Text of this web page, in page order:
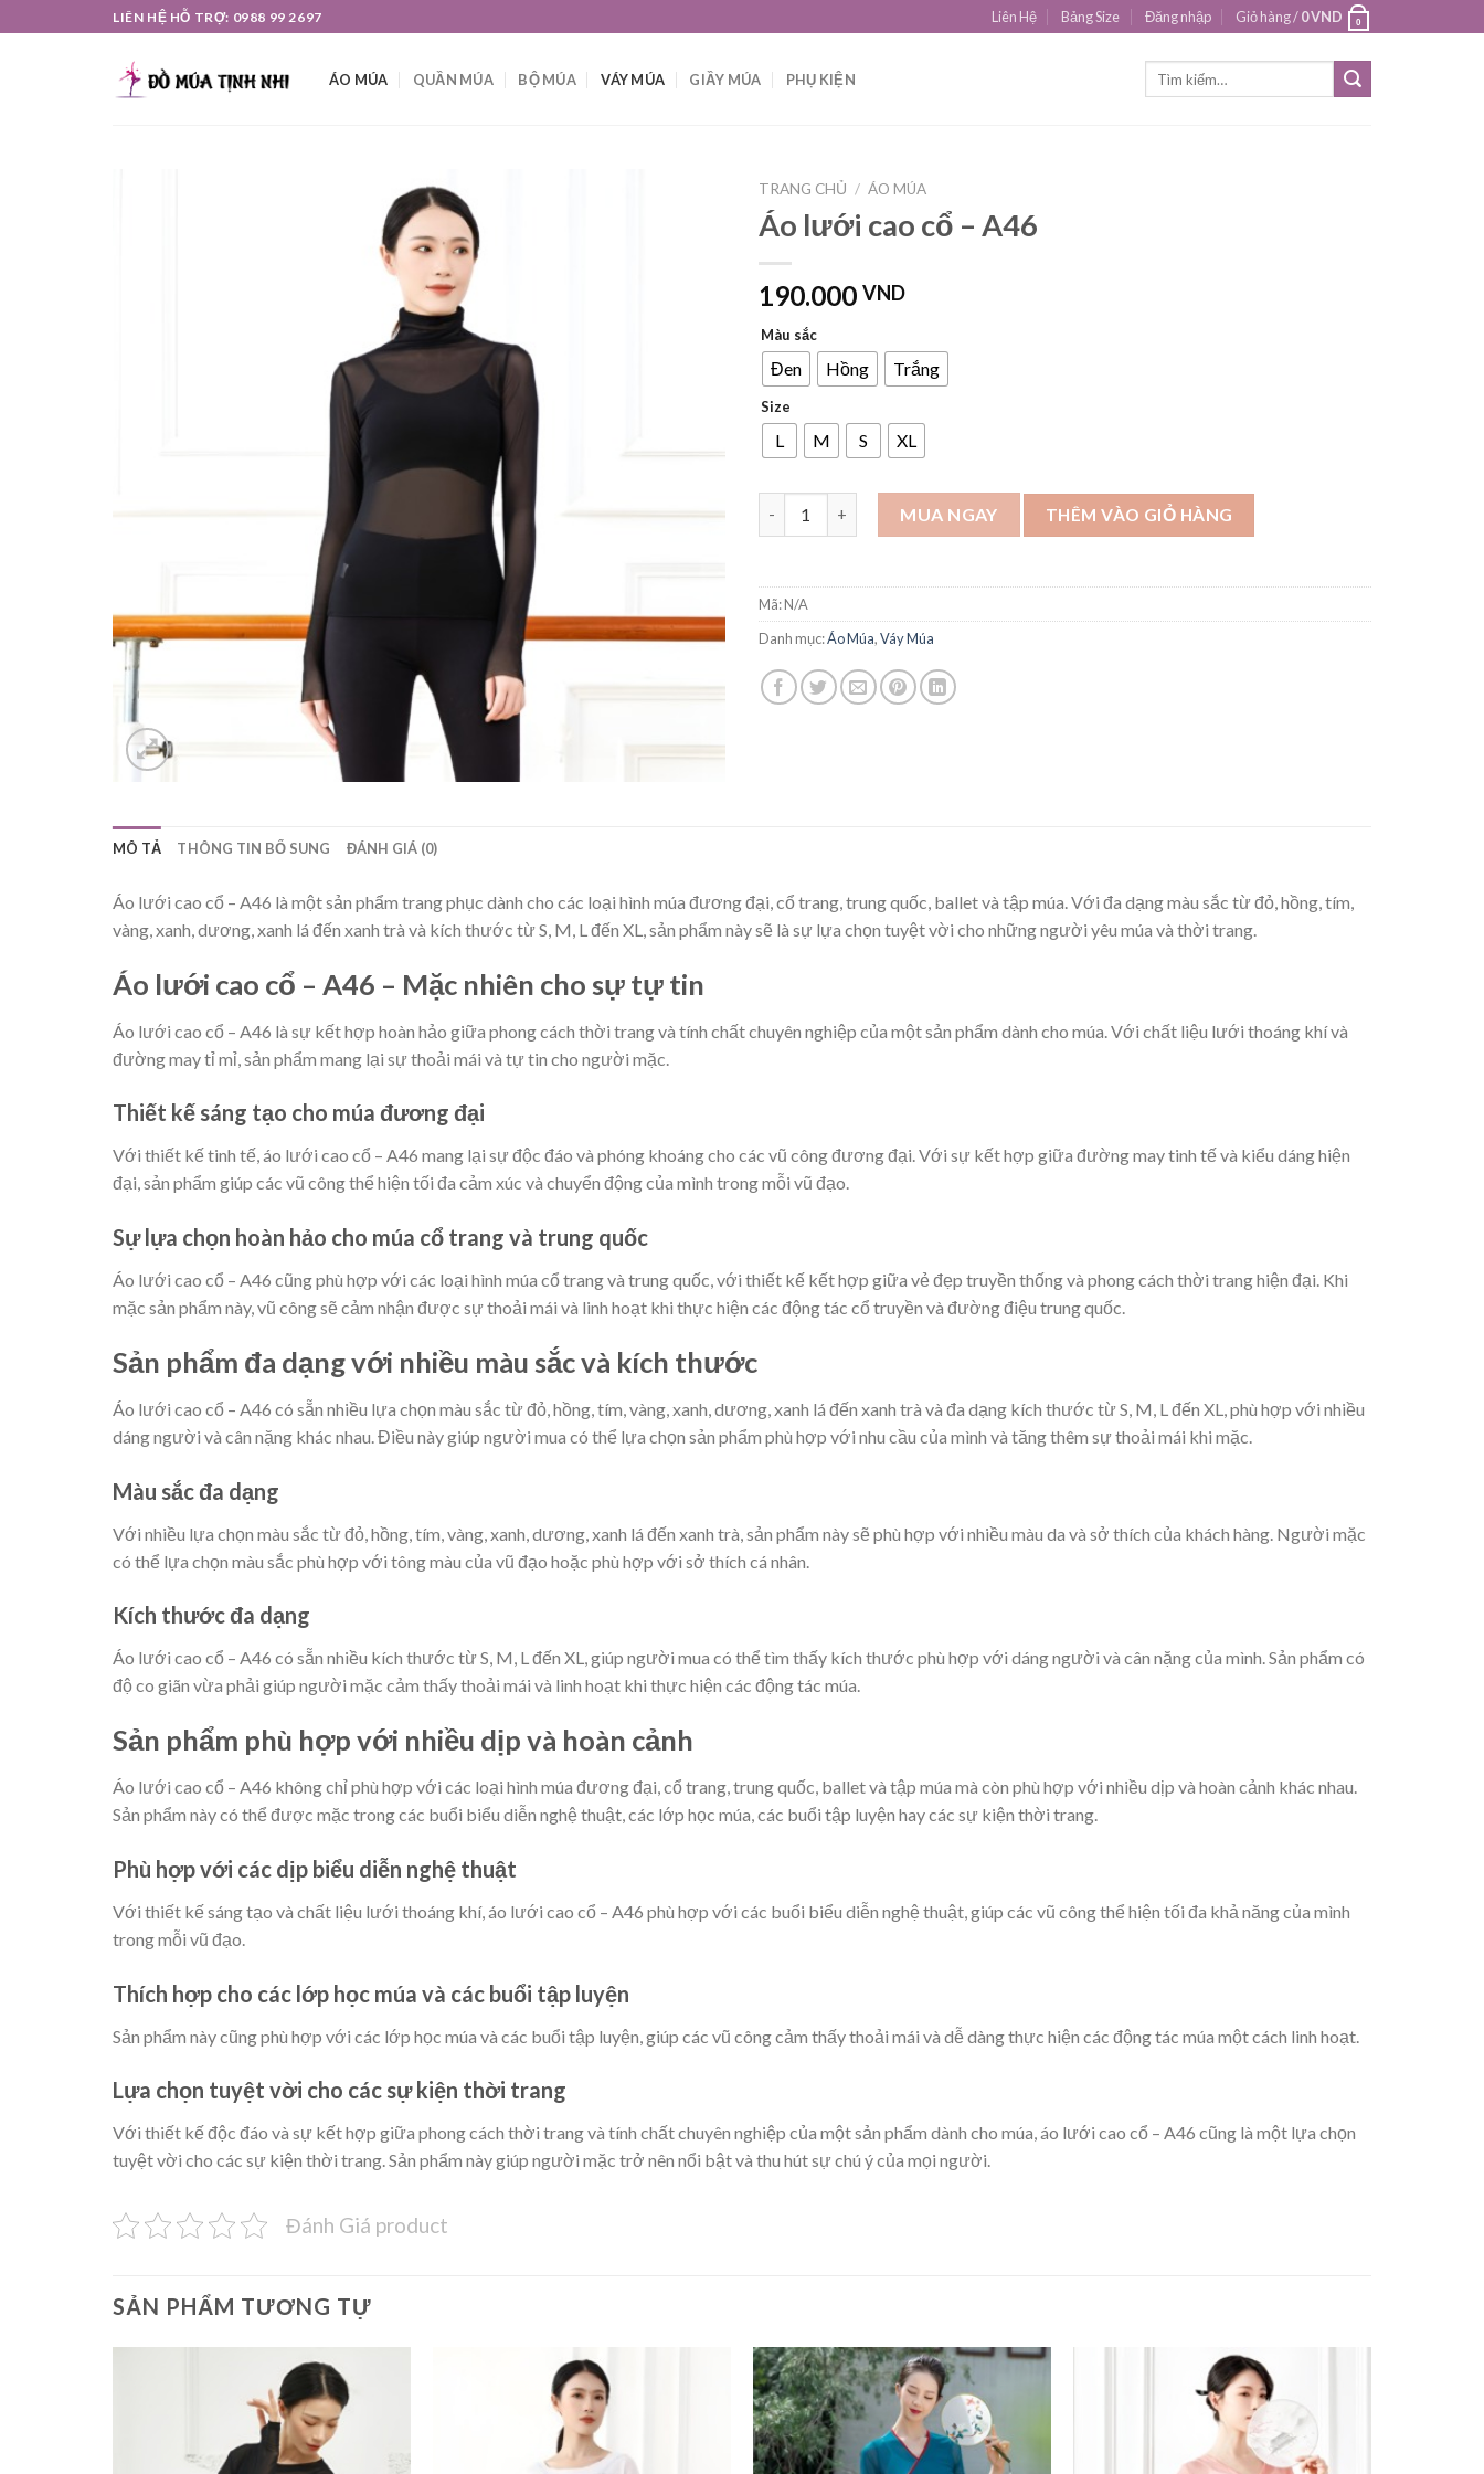
to
LIÊN HỆ HỖ TRỢ: 0988 99 2697 Liên Hệ Bảng Size Đăng nhập Giỏ hàng /0VND 0
ÁO MÚA QUẦN MÚA BỘ MÚA VÁY MÚA GIẦY MÚA PHỤ KIỆN
TRANG CHỦ / ÁO MÚA
Áo lưới cao cổ – A46
190.000 VND
Màu sắc
Đen Hồng Trắng
Size
L M S XL
MUA NGAY THÊM VÀO GIỎ HÀNG
Mã:N/A
Danh mục:Áo Múa,Váy Múa
MÔ TẢ THÔNG TIN BỔ SUNG ĐÁNH GIÁ (0)
Áo lưới cao cổ – A46 là một sản phẩm trang phục dành cho các loại hình múa đương đại, cổ trang, trung quốc, ballet và tập múa. Với đa dạng màu sắc từ đỏ, hồng, tím,
vàng, xanh, dương, xanh lá đến xanh trà và kích thước từ S, M, L đến XL, sản phẩm này sẽ là sự lựa chọn tuyệt vời cho những người yêu múa và thời trang.
Áo lưới cao cổ – A46 – Mặc nhiên cho sự tự tin
Áo lưới cao cổ – A46 là sự kết hợp hoàn hảo giữa phong cách thời trang và tính chất chuyên nghiệp của một sản phẩm dành cho múa. Với chất liệu lưới thoáng khí và
đường may tỉ mỉ, sản phẩm mang lại sự thoải mái và tự tin cho người mặc.
Thiết kế sáng tạo cho múa đương đại
Với thiết kế tinh tế, áo lưới cao cổ – A46 mang lại sự độc đáo và phóng khoáng cho các vũ công đương đại. Với sự kết hợp giữa đường may tinh tế và kiểu dáng hiện
đại, sản phẩm giúp các vũ công thể hiện tối đa cảm xúc và chuyển động của mình trong mỗi vũ đạo.
Sự lựa chọn hoàn hảo cho múa cổ trang và trung quốc
Áo lưới cao cổ – A46 cũng phù hợp với các loại hình múa cổ trang và trung quốc, với thiết kế kết hợp giữa vẻ đẹp truyền thống và phong cách thời trang hiện đại. Khi
mặc sản phẩm này, vũ công sẽ cảm nhận được sự thoải mái và linh hoạt khi thực hiện các động tác cổ truyền và đường điệu trung quốc.
Sản phẩm đa dạng với nhiều màu sắc và kích thước
Áo lưới cao cổ – A46 có sẵn nhiều lựa chọn màu sắc từ đỏ, hồng, tím, vàng, xanh, dương, xanh lá đến xanh trà và đa dạng kích thước từ S, M, L đến XL, phù hợp với nhiều
dáng người và cân nặng khác nhau. Điều này giúp người mua có thể lựa chọn sản phẩm phù hợp với nhu cầu của mình và tăng thêm sự thoải mái khi mặc.
Màu sắc đa dạng
Với nhiều lựa chọn màu sắc từ đỏ, hồng, tím, vàng, xanh, dương, xanh lá đến xanh trà, sản phẩm này sẽ phù hợp với nhiều màu da và sở thích của khách hàng. Người mặc
có thể lựa chọn màu sắc phù hợp với tông màu của vũ đạo hoặc phù hợp với sở thích cá nhân.
Kích thước đa dạng
Áo lưới cao cổ – A46 có sẵn nhiều kích thước từ S, M, L đến XL, giúp người mua có thể tìm thấy kích thước phù hợp với dáng người và cân nặng của mình. Sản phẩm có
độ co giãn vừa phải giúp người mặc cảm thấy thoải mái và linh hoạt khi thực hiện các động tác múa.
Sản phẩm phù hợp với nhiều dịp và hoàn cảnh
Áo lưới cao cổ – A46 không chỉ phù hợp với các loại hình múa đương đại, cổ trang, trung quốc, ballet và tập múa mà còn phù hợp với nhiều dịp và hoàn cảnh khác nhau.
Sản phẩm này có thể được mặc trong các buổi biểu diễn nghệ thuật, các lớp học múa, các buổi tập luyện hay các sự kiện thời trang.
Phù hợp với các dịp biểu diễn nghệ thuật
Với thiết kế sáng tạo và chất liệu lưới thoáng khí, áo lưới cao cổ – A46 phù hợp với các buổi biểu diễn nghệ thuật, giúp các vũ công thể hiện tối đa khả năng của mình
trong mỗi vũ đạo.
Thích hợp cho các lớp học múa và các buổi tập luyện
Sản phẩm này cũng phù hợp với các lớp học múa và các buổi tập luyện, giúp các vũ công cảm thấy thoải mái và dễ dàng thực hiện các động tác múa một cách linh hoạt.
Lựa chọn tuyệt vời cho các sự kiện thời trang
Với thiết kế độc đáo và sự kết hợp giữa phong cách thời trang và tính chất chuyên nghiệp của một sản phẩm dành cho múa, áo lưới cao cổ – A46 cũng là một lựa chọn
tuyệt vời cho các sự kiện thời trang. Sản phẩm này giúp người mặc trở nên nổi bật và thu hút sự chú ý của mọi người.
Đánh Giá product
SẢN PHẨM TƯƠNG TỰ